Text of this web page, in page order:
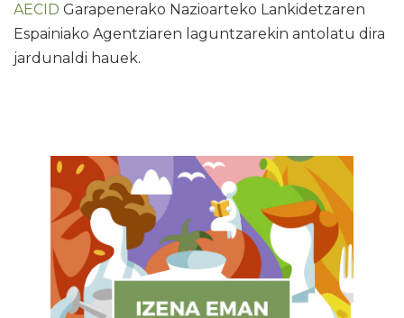
AECID Garapenerako Nazioarteko Lankidetzaren
Espainiako Agentziaren laguntzarekin antolatu dira
jardunaldi hauek.